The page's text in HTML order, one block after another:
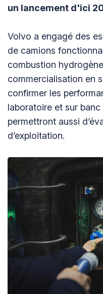
un lancement d'ici
Volvo a engagé des
de camions
combustion
commercialisation en
confirmer les
laboratoire et sur banc
permettront aussi
d’exploitation.